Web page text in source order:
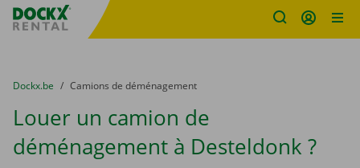
sitename
You are here:
du
Dockx.be to
Camions de déménagement
Louer un camion de
déménagement à Desteldonk ?